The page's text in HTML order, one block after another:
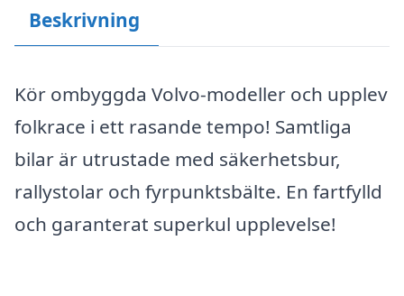
Beskrivning
Kör ombyggda Volvo-modeller och upplev
folkrace i ett rasande tempo! Samtliga
bilar är utrustade med säkerhetsbur,
rallystolar och fyrpunktsbälte. En fartfylld
och garanterat superkul upplevelse!